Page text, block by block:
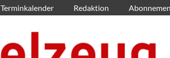
Terminkalender Redaktion